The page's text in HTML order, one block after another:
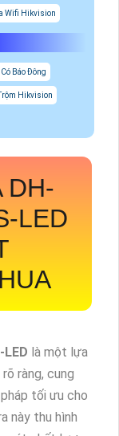
Wifi Hikvision
Báo Đông
Hikvision
DH-
LED
LED là một lựa
ràng, cung
tối ưu cho
này thu hình